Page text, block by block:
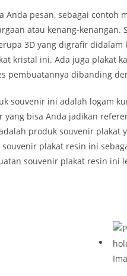
pesan, sebagai
atau kenang-
3D yang digrafir
kristal ini. Ada juga plakat
pembuatannya dibanding
souvenir ini adalah logam
yang bisa Anda jadikan
produk souvenir
plakat resin ini
souvenir plakat resin